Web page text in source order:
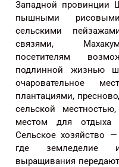
Западной провинции
пышными
сельскими
связями,
посетителям
подлинной жизнью
очаровательное
плантациями,
сельской
местом для отдыха
Сельское хозяйство
где земледелие
выращивания